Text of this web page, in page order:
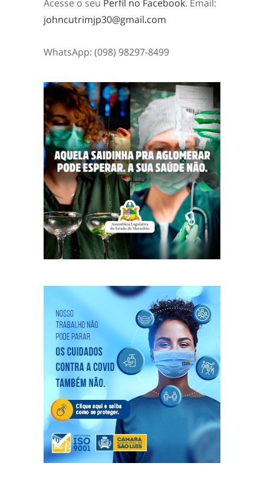
Acesse o seu Perfil no Facebook. Email:
johncutrimjp30@gmail.com
WhatsApp: (098) 98297-8499